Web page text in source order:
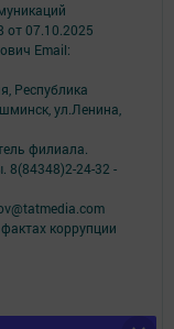
07.10.2025
Email:
Республика
ул.Ленина,
филиала.
8(84348)2-24-32 -
коррупции